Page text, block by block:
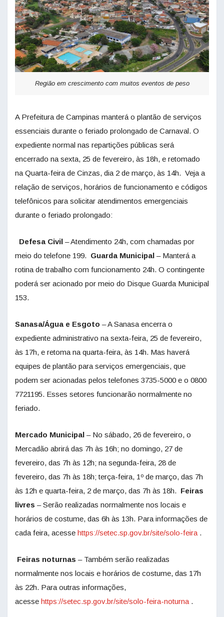
Região em crescimento com muitos eventos de peso
A Prefeitura de Campinas manterá o plantão de serviços
essenciais durante o feriado prolongado de Carnaval. O
expediente normal nas repartições públicas será
encerrado na sexta, 25 de fevereiro, às 18h, e retomado
na Quarta-feira de Cinzas, dia 2 de março, às 14h. Veja a
relação de serviços, horários de funcionamento e códigos
telefônicos para solicitar atendimentos emergenciais
durante o feriado prolongado:
Defesa Civil – Atendimento 24h, com chamadas por
meio do telefone 199. Guarda Municipal – Manterá a
rotina de trabalho com funcionamento 24h. O contingente
poderá ser acionado por meio do Disque Guarda Municipal
153.
Sanasa/Água e Esgoto – A Sanasa encerra o
expediente administrativo na sexta-feira, 25 de fevereiro,
às 17h, e retoma na quarta-feira, às 14h. Mas haverá
equipes de plantão para serviços emergenciais, que
podem ser acionadas pelos telefones 3735-5000 e o 0800
7721195. Esses setores funcionarão normalmente no
feriado.
Mercado Municipal – No sábado, 26 de fevereiro, o
Mercadão abrirá das 7h às 16h; no domingo, 27 de
fevereiro, das 7h às 12h; na segunda-feira, 28 de
fevereiro, das 7h às 18h; terça-feira, 1º de março, das 7h
às 12h e quarta-feira, 2 de março, das 7h às 18h. Feiras
livres – Serão realizadas normalmente nos locais e
horários de costume, das 6h às 13h. Para informações de
cada feira, acesse https://setec.sp.gov.br/site/solo-feira .
Feiras noturnas – Também serão realizadas
normalmente nos locais e horários de costume, das 17h
às 22h. Para outras informações,
acesse https://setec.sp.gov.br/site/solo-feira-noturna .